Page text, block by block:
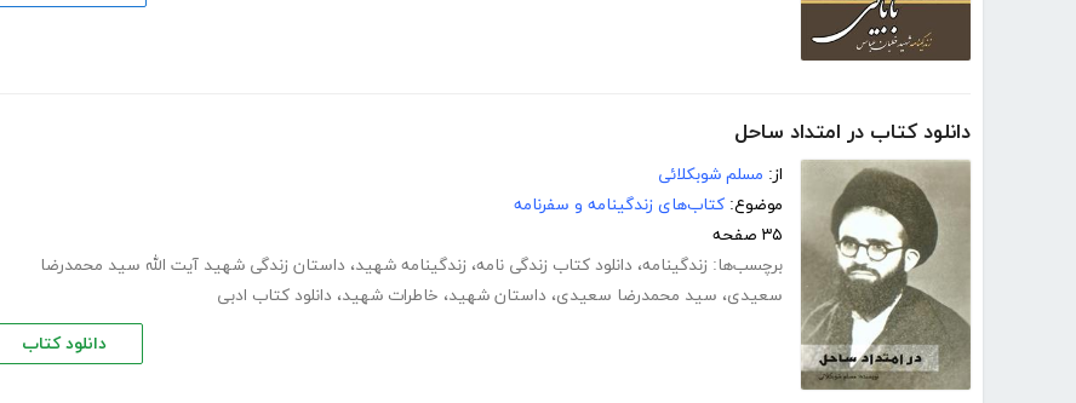
دانلود کتاب در امتداد ساحل
از: مسلم شوبکلائی
موضوع: کتاب‌های زندگینامه و سفرنامه
۳۵ صفحه
برچسب‌ها: زندگینامه، دانلود کتاب زندگی نامه، زندگینامه شهید، داستان زندگی شهید آیت الله سید محمدرضا
سعیدی، سید محمدرضا سعیدی، داستان شهید، خاطرات شهید، دانلود کتاب ادبی
دانلود کتاب